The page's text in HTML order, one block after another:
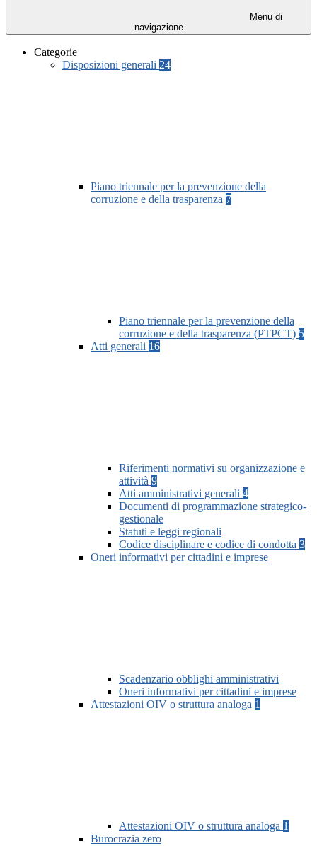
Menu di
navigazione
Categorie
Disposizioni generali 24
Piano triennale per la prevenzione della
corruzione e della trasparenza 7
Piano triennale per la prevenzione della
corruzione e della trasparenza (PTPCT) 5
Atti generali 16
Riferimenti normativi su organizzazione e
attività 9
Atti amministrativi generali 4
Documenti di programmazione strategico-
gestionale
Statuti e leggi regionali
Codice disciplinare e codice di condotta 3
Oneri informativi per cittadini e imprese
Scadenzario obblighi amministrativi
Oneri informativi per cittadini e imprese
Attestazioni OIV o struttura analoga 1
Attestazioni OIV o struttura analoga 1
Burocrazia zero